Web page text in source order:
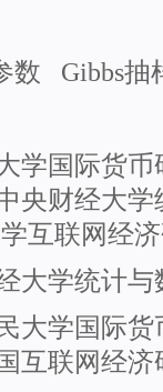
数 Gibbs抽
学国际货
央财经大
互联网经
大学统计与
大学国际
互联网经济